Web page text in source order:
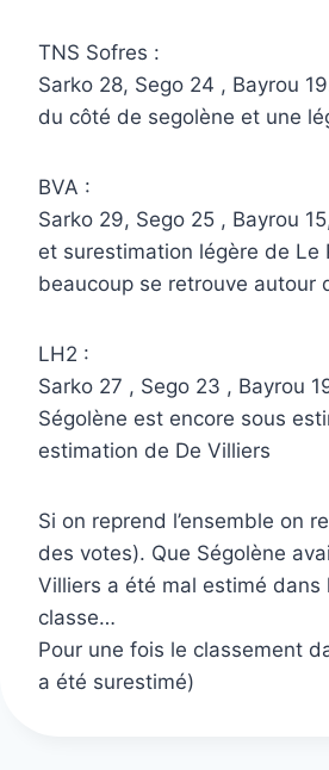
TNS Sofres :
Sarko 28, Sego 24 , Bayrou
du côté de segolène et une
BVA :
Sarko 29, Sego 25 , Bayrou
et surestimation légère de Le
beaucoup se retrouve autour
LH2 :
Sarko 27 , Sego 23 , Bayrou
Ségolène est encore sous
estimation de De Villiers
Si on reprend l’ensemble on
des votes). Que Ségolène
Villiers a été mal estimé
classe…
Pour une fois le classement
a été surestimé)